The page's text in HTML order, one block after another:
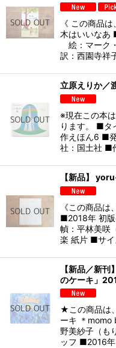
《 この商品
木はいいなあ
絵：マーク
訳：西園寺祥
立原えりか／
※現在この本
ります。 ■タ
作えほん6 ■
社：国土社 ■
【新品】
《この商品
■2018年 初
幀：平林美咲
楽 紙片 ■サ
【新品／新
のケーキ」
★この商品は
ーキ ＊momo
野美紗子（も
ッフ ■2016